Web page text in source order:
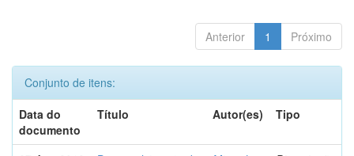
Anterior 1 Próximo
Conjunto de itens:
Data do
documento
Título Autor(es) Tipo